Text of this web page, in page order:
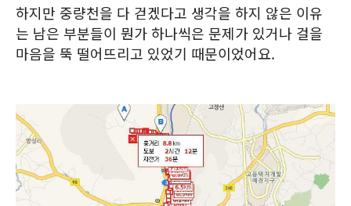
하지만 중량천을 다 걷겠다고 생각을 하지 않은 이유
는 남은 부분들이 뭔가 하나씩은 문제가 있거나 걸을
마음을 뚝 떨어뜨리고 있었기 때문이었어요.